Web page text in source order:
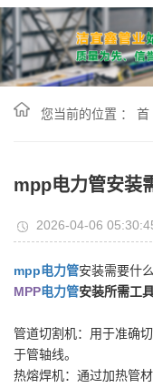
您当前的位置 ： 首
mpp电力管安装
2026-04-06
mpp电力管安装需要什
MPP电力管安装所需工具
管道切割机：用于准确切
于管轴线。
热熔焊机：通过加热管